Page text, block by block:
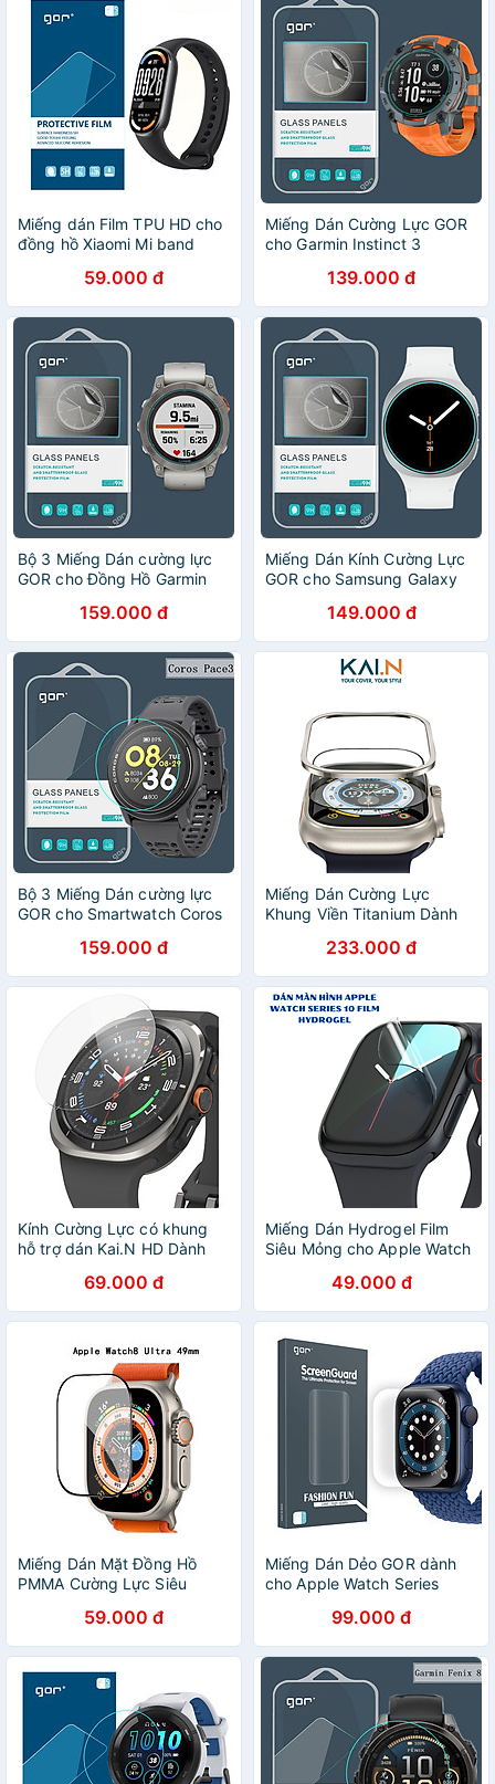
Miếng dán Film TPU HD cho
đồng hồ Xiaomi Mi band
gồm 5 miếng_ Hàng Chính
Hãng
59.000 đ
Miếng Dán Cường Lực GOR
cho Garmin Instinct 3
- Hàng Chính Hãng
139.000 đ
Bộ 3 Miếng Dán cường lực
GOR cho Đồng Hồ Garmin
/ Garmin Epix Pro Gen 2 Size
42mm/47mm/51mm - Hàng
Chính Hãng
159.000 đ
Miếng Dán Kính Cường Lực
GOR cho Samsung Galaxy
Galaxy Watch8 Classic
46mm - Hàng Chính Hãng
149.000 đ
Bộ 3 Miếng Dán cường lực
GOR cho Smartwatch Coros
Coros Apex 2/ Apex 2 Pro -
Hàng Chính Hãng
159.000 đ
Miếng Dán Cường Lực
Khung Viền Titanium Dành
TitanGlass - Hàng Chính
Hãng
233.000 đ
Kính Cường Lực có khung
hỗ trợ dán Kai.N HD Dành
Ultra/ Galaxy Watch 7/
Galaxy Watch 8_ Hàng chính
hãng
69.000 đ
Miếng Dán Hydrogel Film
Siêu Mỏng cho Apple Watch
tự phục hồi_ Hàng chính
hãng
49.000 đ
Miếng Dán Mặt Đồng Hồ
PMMA Cường Lực Siêu
Watch 7/8 Ultra 49mm_
Hàng Chính Hãng
59.000 đ
Miếng Dán Dẻo GOR dành
cho Apple Watch Series
3 Miếng) - Hàng Nhập Khẩu
99.000 đ